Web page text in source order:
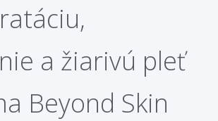
a žiarivú pleť
Beyond Skin